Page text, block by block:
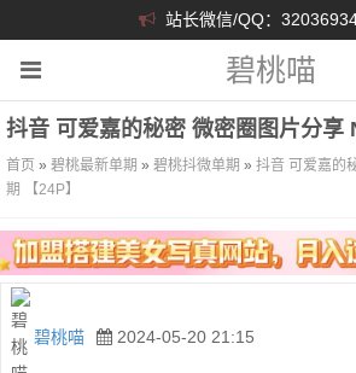
站长微信/QQ：
碧桃喵
抖音 可爱嘉的秘密 微密圈图片分享
首页 » 碧桃最新单期 » 碧桃抖微单期 » 抖音 可爱嘉的
期 【24P】
碧桃喵 2024-05-20 21:15